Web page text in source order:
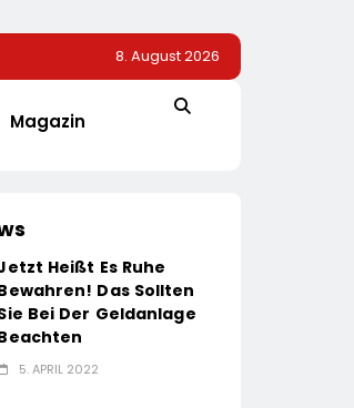
8. August 2026
Magazin
Heißt Es Ruhe
Das Sollten
Bei Der Geldanlage
5. APRIL 2022